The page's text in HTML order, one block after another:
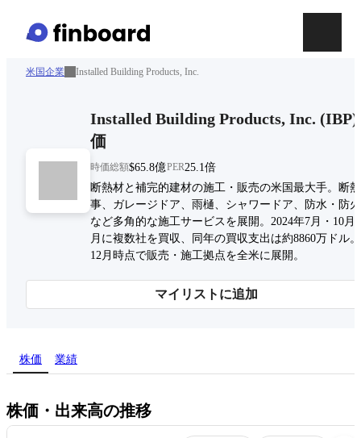
米国企業 Installed Building Products, Inc.
Installed Building Products, Inc. (IBP)
価
時価総額$65.8億PER25.1倍
断熱材と補完的建材の施工・販売の米国最大手。断
事、ガレージドア、雨樋、シャワードア、防水・防
など多角的な施工サービスを展開。2024年7月・10月
月に複数社を買収、同年の買収支出は約8860万ドル
12月時点で販売・施工拠点を全米に展開。
マイリストに追加
株価 業績
株価・出来高の推移